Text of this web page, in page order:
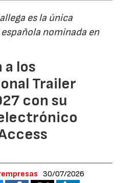
es la única
nominada en
a los
Trailer
con su
30/07/2026